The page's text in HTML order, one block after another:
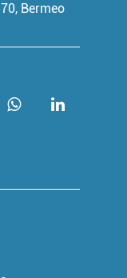
Bermeo